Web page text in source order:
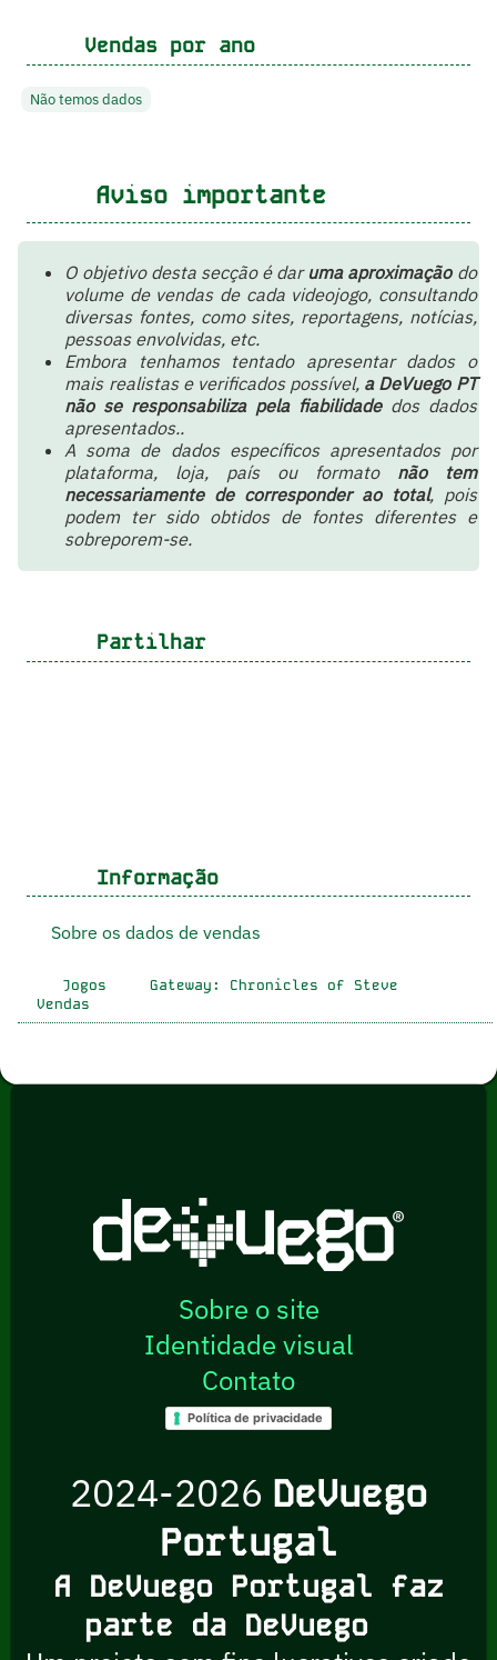
Vendas por ano
Não temos dados
Aviso importante
O objetivo desta secção é dar uma aproximaçãodo
volume de vendas de cada videojogo, consultando
diversas fontes, como sites, reportagens, notícias,
pessoas envolvidas, etc.
Embora tenhamos tentado apresentar dados o
mais realistas e verificados possível, a DeVuego PT
não se responsabiliza pela fiabilidadedos dados
apresentados..
A soma de dados específicos apresentados por
plataforma, loja, país ou formato não tem
necessariamente de corresponder ao total, pois
podem ter sido obtidos de fontes diferentes e
sobreporem-se.
Partilhar
Informação
Sobre os dados de vendas
Jogos
Gateway: Chronicles of Steve
Vendas
Sobre o site
Identidade visual
Contato
Política de privacidade
2024-2026 DeVuego
Portugal
A DeVuego Portugal faz
parte da DeVuego